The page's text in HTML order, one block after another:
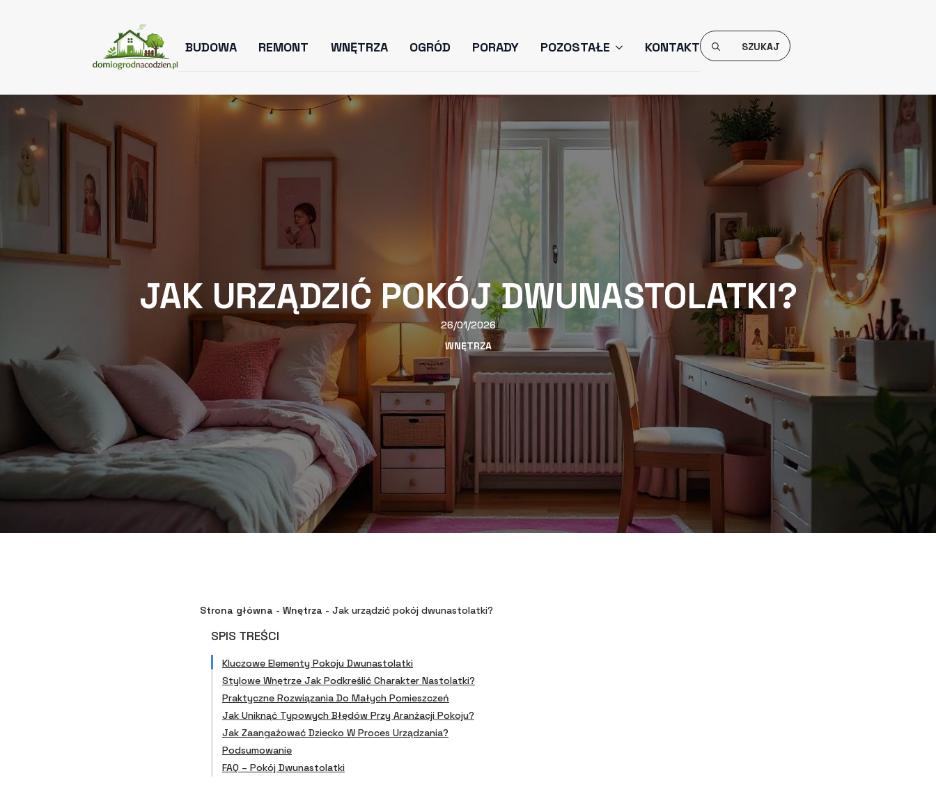
BUDOWA REMONT WNĘTRZA OGRÓD PORADY POZOSTAŁE KONTAKT
Search
For:
JAK URZĄDZIĆ POKÓJ DWUNASTOLATKI?
26/01/2026
WNĘTRZA
Strona główna - Wnętrza - Jak urządzić pokój dwunastolatki?
SPIS TREŚCI
Kluczowe Elementy Pokoju Dwunastolatki
Stylowe Wnętrze Jak Podkreślić Charakter Nastolatki?
Praktyczne Rozwiązania Do Małych Pomieszczeń
Jak Uniknąć Typowych Błędów Przy Aranżacji Pokoju?
Jak Zaangażować Dziecko W Proces Urządzania?
Podsumowanie
FAQ – Pokój Dwunastolatki